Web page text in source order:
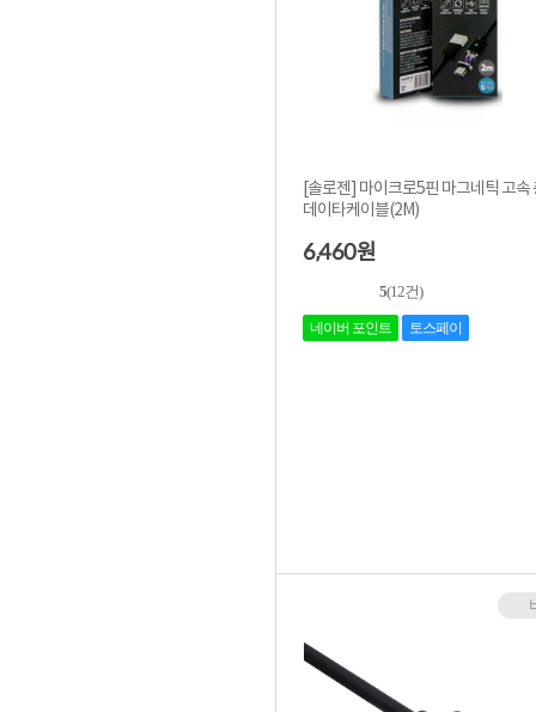
[솔로젠] 마이크로5핀 마그네틱 고속
데이타케이블(2M)
6,460원
5(12건)
네이버 포인트 토스페이